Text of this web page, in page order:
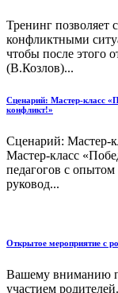
Тренинг позволяет
конфликтными
чтобы после этого
(В.Козлов)...
Сценарий: Мастер-класс
конфликт!»
Сценарий: Мастер-
Мастер-класс
педагогов с
руковод...
Открытое мероприятие с
Вашему вниманию
участием